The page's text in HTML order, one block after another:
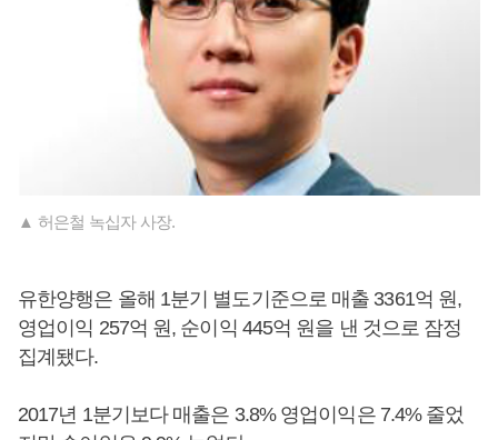
▲ 허은철 녹십자 사장.
유한양행은 올해 1분기 별도기준으로 매출 3361억 원,
영업이익 257억 원, 순이익 445억 원을 낸 것으로 잠정
집계됐다.
2017년 1분기보다 매출은 3.8% 영업이익은 7.4% 줄었